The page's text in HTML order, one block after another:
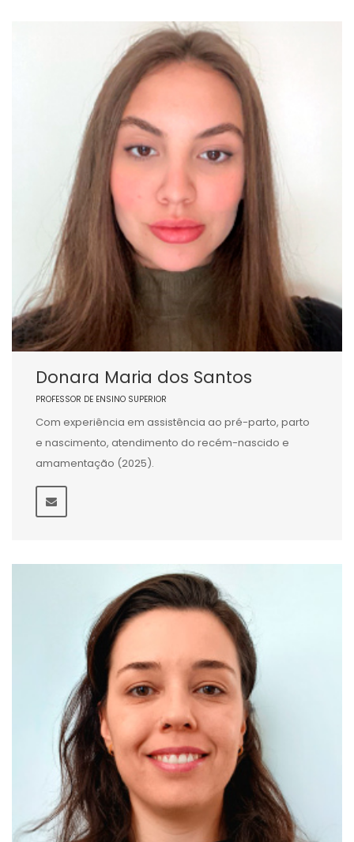
Donara Maria dos Santos
PROFESSOR DE ENSINO SUPERIOR
Com experiência em assistência ao pré-parto, parto
e nascimento, atendimento do recém-nascido e
amamentação (2025).